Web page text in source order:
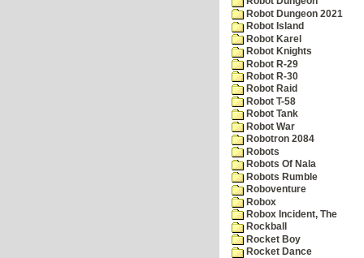
Robot Dungeon 2021
Robot Island
Robot Karel
Robot Knights
Robot R-29
Robot R-30
Robot Raid
Robot T-58
Robot Tank
Robot War
Robotron 2084
Robots
Robots Of Nala
Robots Rumble
Roboventure
Robox
Robox Incident, The
Rockball
Rocket Boy
Rocket Dance